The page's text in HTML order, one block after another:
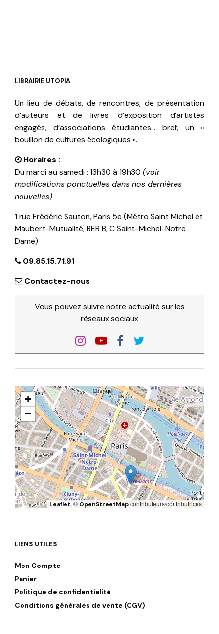
LIBRAIRIE UTOPIA
Un lieu de débats, de rencontres, de présentation
d’auteurs et de livres, d’exposition d’artistes
engagés, d’associations étudiantes… bref, un «
bouillon de cultures écologiques ».
Horaires :
Du mardi au samedi : 13h30 à 19h30 (voir
modifications ponctuelles dans nos dernières
nouvelles)
1 rue Frédéric Sauton, Paris 5e (Métro Saint Michel et
Maubert-Mutualité, RER B, C Saint-Michel-Notre
Dame)
09.85.15.71.91
Contactez-nous
Vous pouvez suivre notre actualité sur les
réseaux sociaux
+
−
Leaflet, ©OpenStreetMapcontributeurs/contributrices
LIENS UTILES
Mon Compte
Panier
Politique de confidentialité
Conditions générales de vente (CGV)